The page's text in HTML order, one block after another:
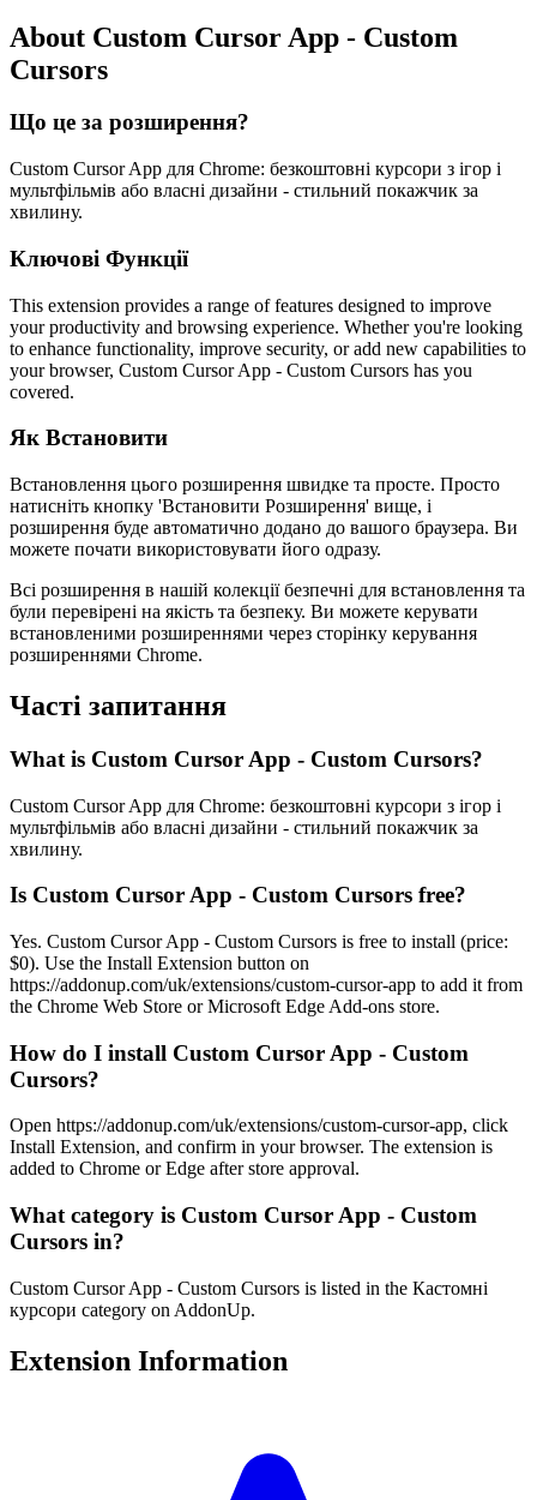
About Custom Cursor App - Custom
Cursors
Що це за розширення?
Custom Cursor App для Chrome: безкоштовні курсори з ігор і
мультфільмів або власні дизайни - стильний покажчик за
хвилину.
Ключові Функції
This extension provides a range of features designed to improve
your productivity and browsing experience. Whether you're looking
to enhance functionality, improve security, or add new capabilities to
your browser, Custom Cursor App - Custom Cursors has you
covered.
Як Встановити
Встановлення цього розширення швидке та просте. Просто
натисніть кнопку 'Встановити Розширення' вище, і
розширення буде автоматично додано до вашого браузера. Ви
можете почати використовувати його одразу.
Всі розширення в нашій колекції безпечні для встановлення та
були перевірені на якість та безпеку. Ви можете керувати
встановленими розширеннями через сторінку керування
розширеннями Chrome.
Часті запитання
What is Custom Cursor App - Custom Cursors?
Custom Cursor App для Chrome: безкоштовні курсори з ігор і
мультфільмів або власні дизайни - стильний покажчик за
хвилину.
Is Custom Cursor App - Custom Cursors free?
Yes. Custom Cursor App - Custom Cursors is free to install (price:
$0). Use the Install Extension button on
https://addonup.com/uk/extensions/custom-cursor-app to add it from
the Chrome Web Store or Microsoft Edge Add-ons store.
How do I install Custom Cursor App - Custom
Cursors?
Open https://addonup.com/uk/extensions/custom-cursor-app, click
Install Extension, and confirm in your browser. The extension is
added to Chrome or Edge after store approval.
What category is Custom Cursor App - Custom
Cursors in?
Custom Cursor App - Custom Cursors is listed in the Кастомні
курсори category on AddonUp.
Extension Information